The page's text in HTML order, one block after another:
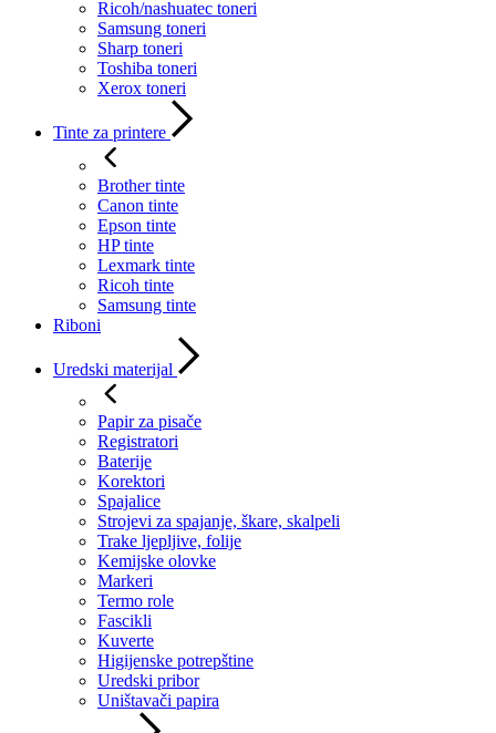
Ricoh/nashuatec toneri
Samsung toneri
Sharp toneri
Toshiba toneri
Xerox toneri
Tinte za printere
Brother tinte
Canon tinte
Epson tinte
HP tinte
Lexmark tinte
Ricoh tinte
Samsung tinte
Riboni
Uredski materijal
Papir za pisače
Registratori
Baterije
Korektori
Spajalice
Strojevi za spajanje, škare, skalpeli
Trake ljepljive, folije
Kemijske olovke
Markeri
Termo role
Fascikli
Kuverte
Higijenske potrepštine
Uredski pribor
Uništavači papira